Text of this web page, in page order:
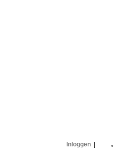
Inloggen